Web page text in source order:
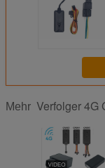
Mehr Verfolger 4G